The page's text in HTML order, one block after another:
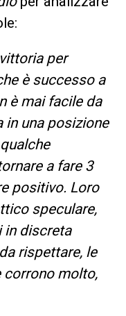
per
è successo a
è mai facile da
in una posizione
a fare 3
positivo. Loro
speculare,
in discreta
rispettare, le
corrono molto,